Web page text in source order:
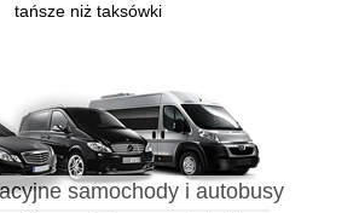
tańsze niż taksówki
samochody i autobusy